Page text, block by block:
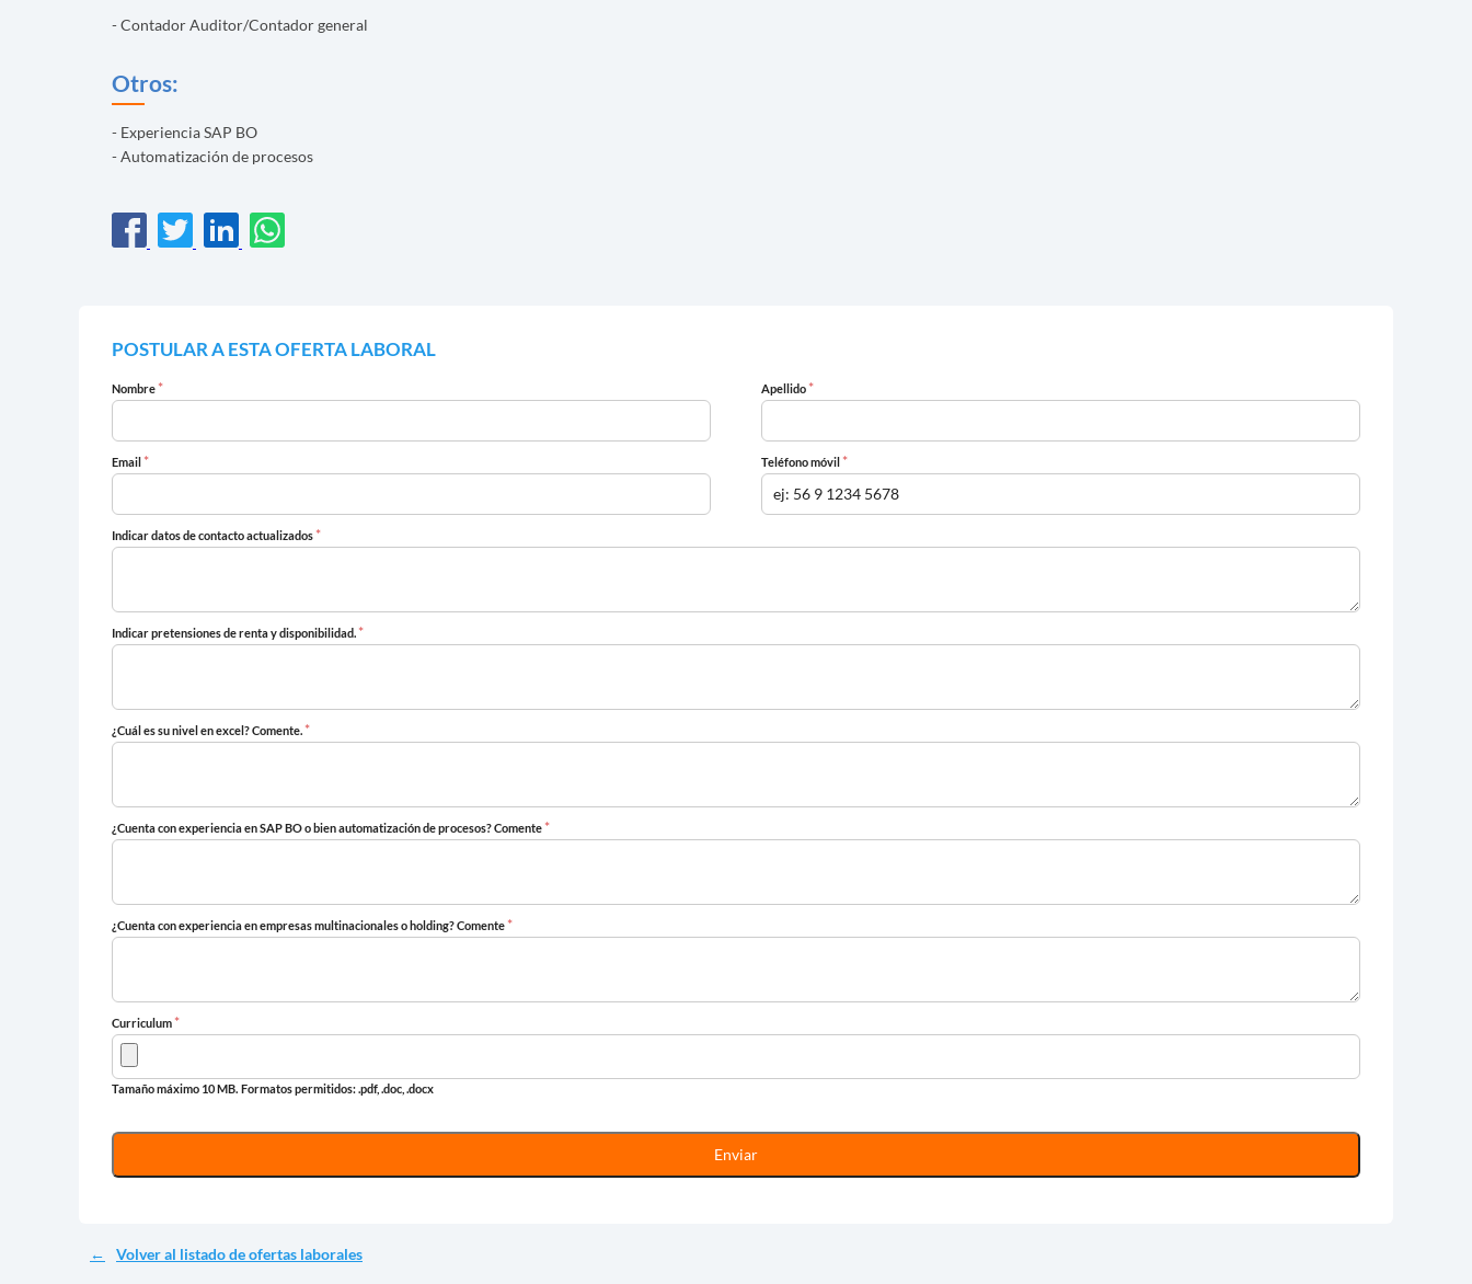
- Contador Auditor/Contador general
Otros:
- Experiencia SAP BO
- Automatización de procesos
POSTULAR A ESTA OFERTA LABORAL
Nombre * Apellido *
Email * Teléfono móvil *
Indicar datos de contacto actualizados *
Indicar pretensiones de renta y disponibilidad. *
¿Cuál es su nivel en excel? Comente. *
¿Cuenta con experiencia en SAP BO o bien automatización de procesos? Comente *
¿Cuenta con experiencia en empresas multinacionales o holding? Comente *
Curriculum *
Tamaño máximo 10 MB. Formatos permitidos: .pdf, .doc, .docx
Volver al listado de ofertas laborales